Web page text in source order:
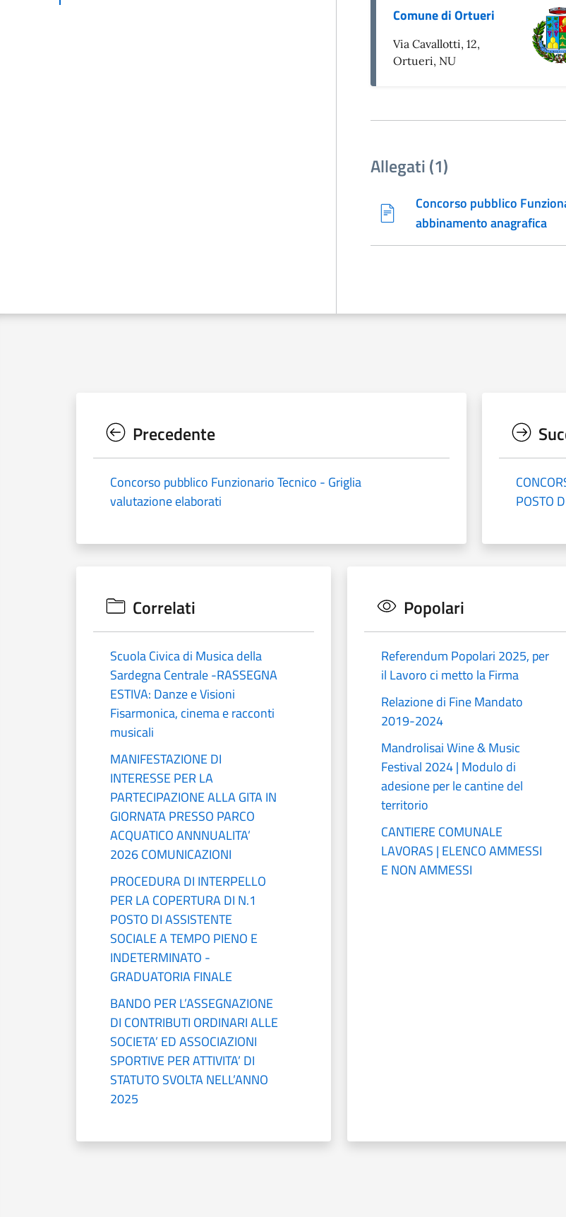
Comune di Ortueri
Via Cavallotti, 12,
Ortueri, NU
Allegati (1)
Concorso pubblico
abbinamento anagrafica
Precedente
Concorso pubblico Funzionario Tecnico - Griglia
valutazione elaborati
POSTO
Correlati
Scuola Civica di Musica della
Sardegna Centrale -RASSEGNA
ESTIVA: Danze e Visioni
Fisarmonica, cinema e racconti
musicali
MANIFESTAZIONE DI
INTERESSE PER LA
PARTECIPAZIONE ALLA GITA IN
GIORNATA PRESSO PARCO
ACQUATICO ANNNUALITA’
2026 COMUNICAZIONI
PROCEDURA DI INTERPELLO
PER LA COPERTURA DI N.1
POSTO DI ASSISTENTE
SOCIALE A TEMPO PIENO E
INDETERMINATO -
GRADUATORIA FINALE
BANDO PER L’ASSEGNAZIONE
DI CONTRIBUTI ORDINARI ALLE
SOCIETA’ ED ASSOCIAZIONI
SPORTIVE PER ATTIVITA’ DI
STATUTO SVOLTA NELL’ANNO
2025
Popolari
Referendum Popolari 2025, per
il Lavoro ci metto la Firma
Relazione di Fine Mandato
2019-2024
Mandrolisai Wine & Music
Festival 2024 | Modulo di
adesione per le cantine del
territorio
CANTIERE COMUNALE
LAVORAS | ELENCO AMMESSI
E NON AMMESSI